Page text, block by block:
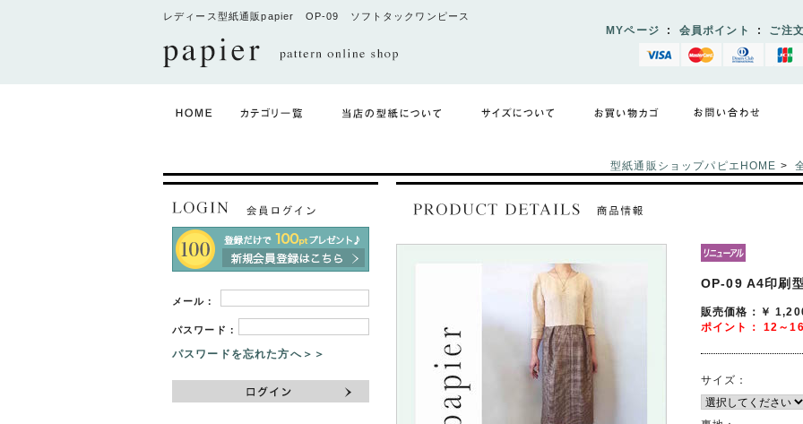
レディース型紙通販papier OP-09 ソフトタックワンピース
MYページ : 会員ポイント : ご注
型紙通販ショップパピエHOME >
メール：
パスワード：
パスワードを忘れた方へ＞＞
OP-09 A4印刷
販売価格：￥
ポイント： 12～16
サイズ：